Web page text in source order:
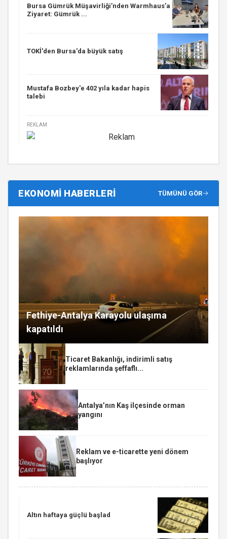
Bursa Gümrük Müşavirliği’nden Warmhaus’a
Ziyaret: Gümrük ...
TOKİ'den Bursa'da büyük satış
Mustafa Bozbey'e 402 yıla kadar hapis
talebi
REKLAM
EKONOMİ HABERLERİ TÜMÜNÜ GÖR
Fethiye-Antalya Karayolu ulaşıma
kapatıldı
Ticaret Bakanlığı, indirimli satış
reklamlarında şeffaflı...
Antalya’nın Kaş ilçesinde orman
yangını
Reklam ve e-ticarette yeni dönem
başlıyor
Altın haftaya güçlü başlad